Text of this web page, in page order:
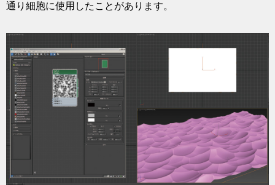
通り細胞に使用したことがあります。